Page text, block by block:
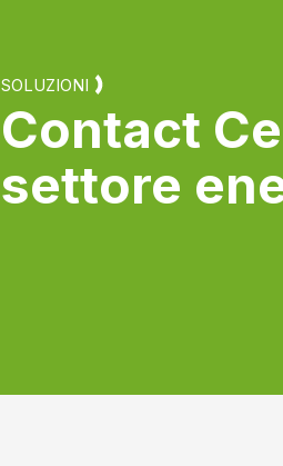
SOLUZIONI
Contact
settore